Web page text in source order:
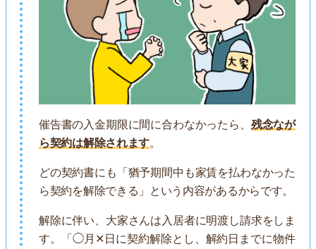
催告書の入金期限に間に合わなかったら、 残念なが
ら契約は解除されます。
どの契約書にも「猶予期間中も家賃を払わなかった
ら契約を解除できる」という内容があるからです。
解除に伴い、大家さんは入居者に明渡し請求をしま
す。「◯月✕日に契約解除とし、解約日までに物件